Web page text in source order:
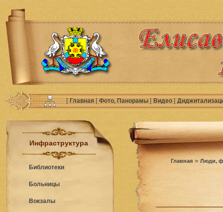
|Главная|Фото, Панорамы|Видео|
Инфраструктура
Библиотеки
Больницы
Вокзалы
Главная » Люди,